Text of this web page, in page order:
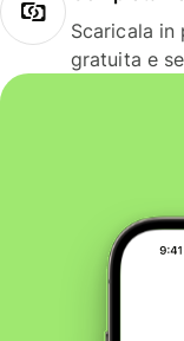
Scaricala in
gratuita e